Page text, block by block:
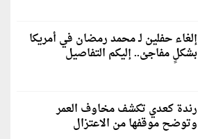
إلغاء حفلين لـ محمد رمضان في أمريكا
بشكلٍ مفاجئ.. إليكم التفاصيل
رندة كعدي تكشف مخاوف العمر
وتوضح موقفها من الاعتزال